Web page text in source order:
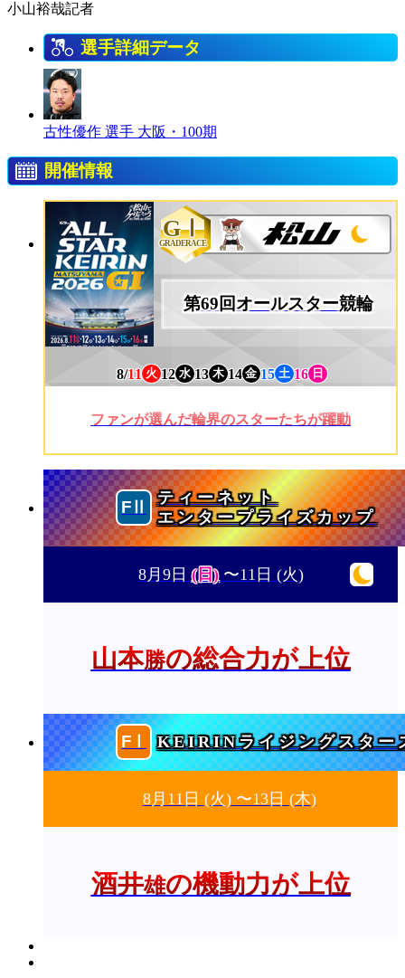
小山裕哉記者
選手詳細データ
古性優作 選手 大阪・100期
開催情報
GⅠ
GRADERACE
第69回オールスター競輪
8/11 火 12 水 13 木 14 金 15 土 16 日
ファンが選んだ輪界のスターたちが躍動
ティーネット
エンタープライズカップ
8月9日(日)〜11日(火)
山本勝の総合力が上位
KEIRINライジングスター
8月11日 (火)〜13日 (木)
酒井雄の機動力が上位